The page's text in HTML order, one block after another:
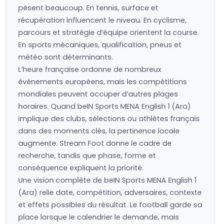
pèsent beaucoup. En tennis, surface et
récupération influencent le niveau. En cyclisme,
parcours et stratégie d’équipe orientent la course.
En sports mécaniques, qualification, pneus et
météo sont déterminants.
L’heure française ordonne de nombreux
événements européens, mais les compétitions
mondiales peuvent occuper d’autres plages
horaires. Quand beIN Sports MENA English 1 (Ara)
implique des clubs, sélections ou athlètes français
dans des moments clés, la pertinence locale
augmente. Stream Foot donne le cadre de
recherche, tandis que phase, forme et
conséquence expliquent la priorité.
Une vision complète de beIN Sports MENA English 1
(Ara) relie date, compétition, adversaires, contexte
et effets possibles du résultat. Le football garde sa
place lorsque le calendrier le demande, mais